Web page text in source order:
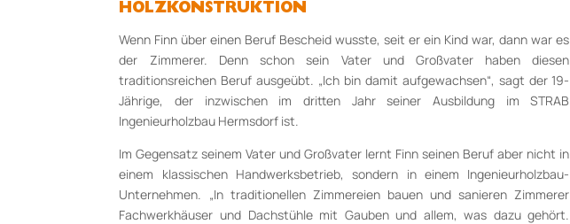
HOLZKONSTRUKTION
Wenn Finn über einen Beruf Bescheid wusste, seit er ein Kind war, dann war es
der Zimmerer. Denn schon sein Vater und Großvater haben diesen
traditionsreichen Beruf ausgeübt. „Ich bin damit aufgewachsen“, sagt der 19-
Jährige, der inzwischen im dritten Jahr seiner Ausbildung im STRAB
Ingenieurholzbau Hermsdorf ist.
Im Gegensatz seinem Vater und Großvater lernt Finn seinen Beruf aber nicht in
einem klassischen Handwerksbetrieb, sondern in einem Ingenieurholzbau-
Unternehmen. „In traditionellen Zimmereien bauen und sanieren Zimmerer
Fachwerkhäuser und Dachstühle mit Gauben und allem, was dazu gehört.